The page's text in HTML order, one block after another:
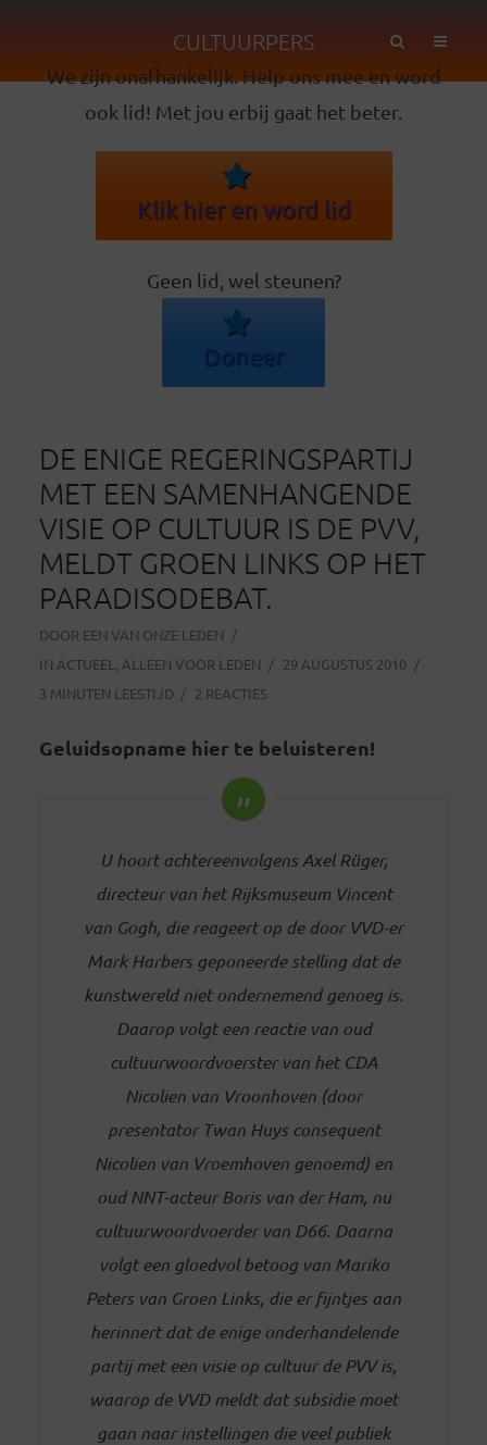
CULTUURPERS
We zijn onafhankelijk. Help ons mee en word
ook lid! Met jou erbij gaat het beter.
Klik hier en word lid
Geen lid, wel steunen?
Doneer
DE ENIGE REGERINGSPARTIJ
MET EEN SAMENHANGENDE
VISIE OP CULTUUR IS DE PVV,
MELDT GROEN LINKS OP HET
PARADISODEBAT.
DOOR EEN VAN ONZE LEDEN
IN ACTUEEL , ALLEEN VOOR LEDEN
29 AUGUSTUS 2010
3 MINUTEN LEESTIJD
2 REACTIES
Geluidsopname hier te beluisteren!
U hoort achtereenvolgens Axel Rüger,
directeur van het Rijksmuseum Vincent
van Gogh, die reageert op de door VVD-er
Mark Harbers geponeerde stelling dat de
kunstwereld niet ondernemend genoeg is.
Daarop volgt een reactie van oud
cultuurwoordvoerster van het CDA
Nicolien van Vroonhoven (door
presentator Twan Huys consequent
Nicolien van Vroemhoven genoemd) en
oud NNT-acteur Boris van der Ham, nu
cultuurwoordvoerder van D66. Daarna
volgt een gloedvol betoog van Mariko
Peters van Groen Links, die er fijntjes aan
herinnert dat de enige onderhandelende
partij met een visie op cultuur de PVV is,
waarop de VVD meldt dat subsidie moet
gaan naar instellingen die veel publiek